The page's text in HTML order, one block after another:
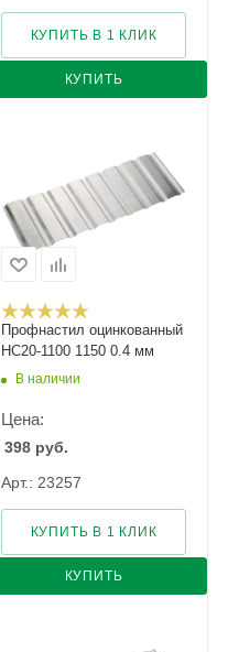
КУПИТЬ
КУПИТЬ В 1 КЛИК
Профнастил оцинкованный
НС20-1100 1150 0.4 мм
В наличии
Цена:
398 руб.
Арт.: 23257
КУПИТЬ
КУПИТЬ В 1 КЛИК